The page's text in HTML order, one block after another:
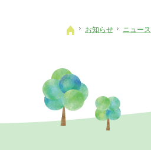
ホーム
お知らせ ニュース